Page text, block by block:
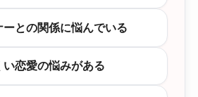
との関係に悩んでいる
恋愛の悩みがある